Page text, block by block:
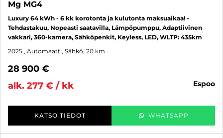
Mg MG4
Luxury 64 kWh - 6 kk korotonta ja kulutonta maksuaikaa! -
Tehdastakuu, Nopeasti saatavilla, Lämpöpumppu, Adaptiivinen
vakkari, 360-kamera, Sähköpenkit, Keyless, LED, WLTP: 435km
2025 , Automaatti, Sähkö, 20 km
28 900 €
alk. 277 € / kk
espoo
KATSO TIEDOT WHATSAPP